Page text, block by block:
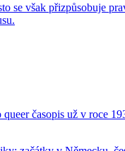
se však přizpůsobuje
queer časopis už v roce